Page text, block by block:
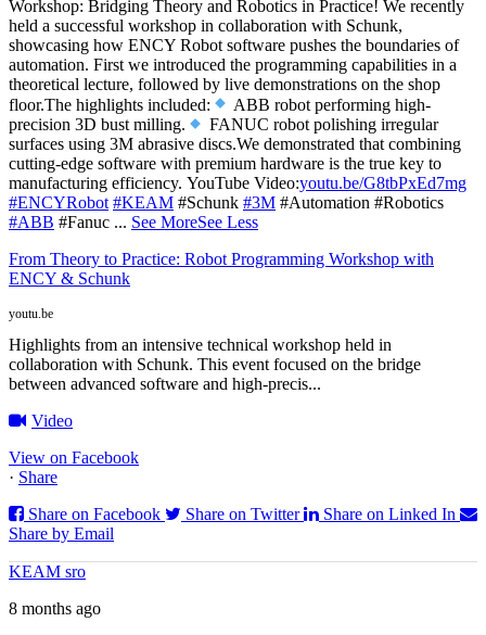
Workshop: Bridging Theory and Robotics in Practice! We recently
held a successful workshop in collaboration with Schunk,
showcasing how ENCY Robot software pushes the boundaries of
automation. First we introduced the programming capabilities in a
theoretical lecture, followed by live demonstrations on the shop
floor.The highlights included:
ABB robot performing high-
precision 3D bust milling.
FANUC robot polishing irregular
surfaces using 3M abrasive discs.We demonstrated that combining
cutting-edge software with premium hardware is the true key to
manufacturing efficiency. YouTube Video:youtu.be/G8tbPxEd7mg
#ENCYRobot #KEAM #Schunk #3M #Automation #Robotics
#ABB #Fanuc ... See MoreSee Less
From Theory to Practice: Robot Programming Workshop with
ENCY & Schunk
youtu.be
Highlights from an intensive technical workshop held in
collaboration with Schunk. This event focused on the bridge
between advanced software and high-precis...
Video
View on Facebook
· Share
Share on Facebook
Share on Twitter
Share on Linked In
Share by Email
KEAM sro
8 months ago